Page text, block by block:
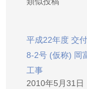
平成22年度 交
8-2号 (仮称) 岡
工事
2010年5月31日